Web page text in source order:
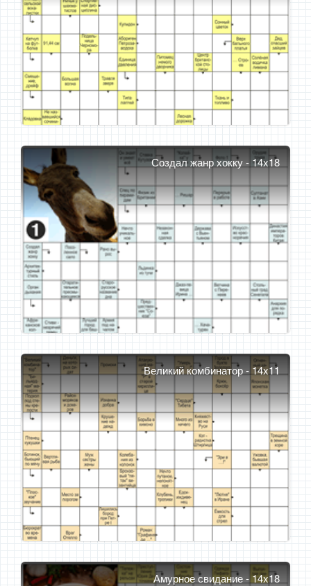
Создал жанр хокку - 14x18
Великий комбинатор - 14x11
Амурное свидание - 14x18